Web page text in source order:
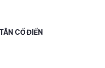
CỔ ĐIỂN